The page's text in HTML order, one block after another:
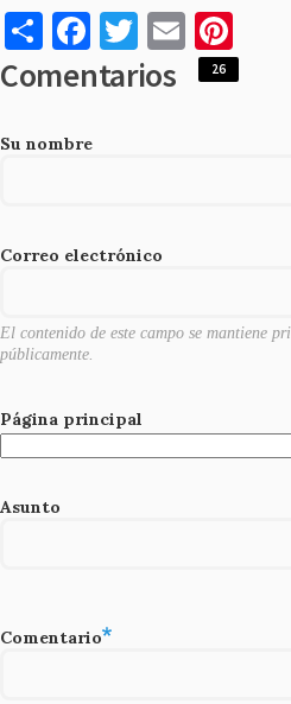
S
h
ar
e
F
a
c
e
o
T
w
it
E
m nt
Comentarios 26
Su nombre
Correo electrónico
El contenido de este campo se mantiene
públicamente.
Página principal
Asunto
Comentario